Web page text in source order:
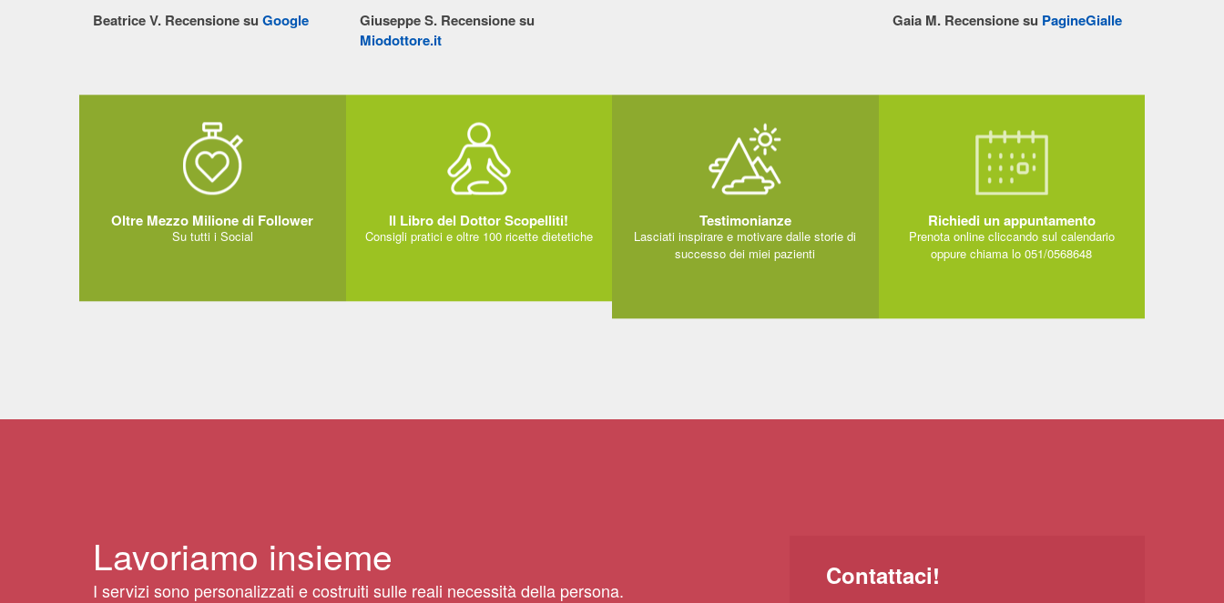
Beatrice V. Recensione su Google
Giuseppe S. Recensione su
Miodottore.it
Gaia M. Recensione su PagineGialle
Oltre Mezzo Milione di Follower
Su tutti i Social
Il Libro del Dottor Scopelliti!
Consigli pratici e oltre 100 ricette dietetiche
Testimonianze
Lasciati inspirare e motivare dalle storie di
successo dei miei pazienti
Richiedi un appuntamento
Prenota online cliccando sul calendario
oppure chiama lo 051/0568648
Lavoriamo insieme
I servizi sono personalizzati e costruiti sulle reali necessità della persona. Contattaci!